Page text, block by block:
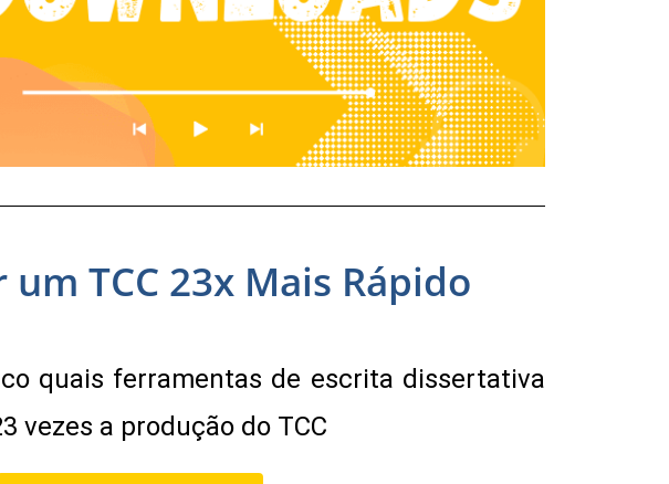
um TCC 23x Mais Rápido
quais ferramentas de escrita dissertativa
vezes a produção do TCC